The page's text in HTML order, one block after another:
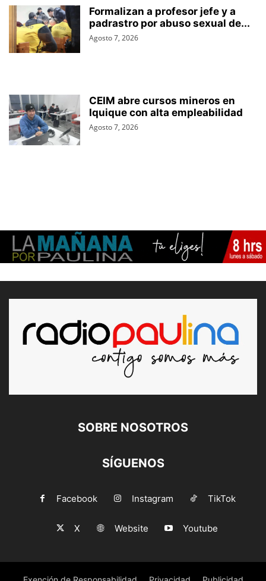
Formalizan a profesor jefe y a
padrastro por abuso sexual de...
Agosto 7, 2026
CEIM abre cursos mineros en
Iquique con alta empleabilidad
Agosto 7, 2026
SOBRE NOSOTROS
SÍGUENOS
Facebook Instagram TikTok
X Website Youtube